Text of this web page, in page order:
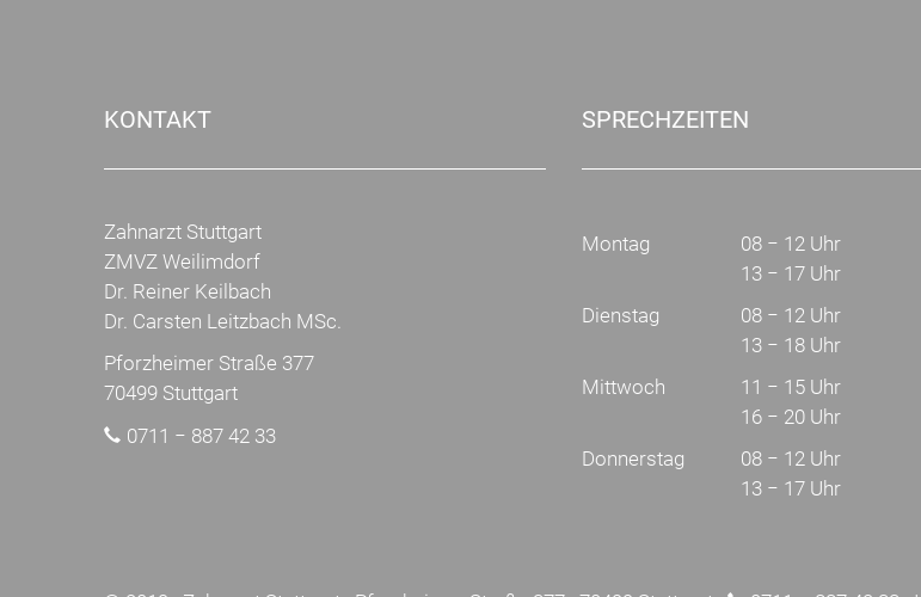
KONTAKT
Zahnarzt Stuttgart
ZMVZ Weilimdorf
Dr. Reiner Keilbach
Dr. Carsten Leitzbach MSc.
Pforzheimer Straße 377
70499 Stuttgart
0711 − 887 42 33
SPRECHZEITEN
Montag
08 − 12 Uhr
13 − 17 Uhr
Dienstag
08 − 12 Uhr
13 − 18 Uhr
Mittwoch
11 − 15 Uhr
16 − 20 Uhr
Donnerstag
08 − 12 Uhr
13 − 17 Uhr